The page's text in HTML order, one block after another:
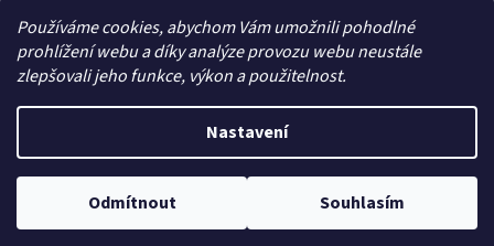
Používáme cookies, abychom Vám umožnili pohodlné
prohlížení webu a díky analýze provozu webu neustále
zlepšovali jeho funkce, výkon a použitelnost.
Nastavení
Odmítnout Souhlasím
Vytvořil Shoptet
Copyright 2026Epřístroje.cz. Všechna práva vyhrazena.Upravit